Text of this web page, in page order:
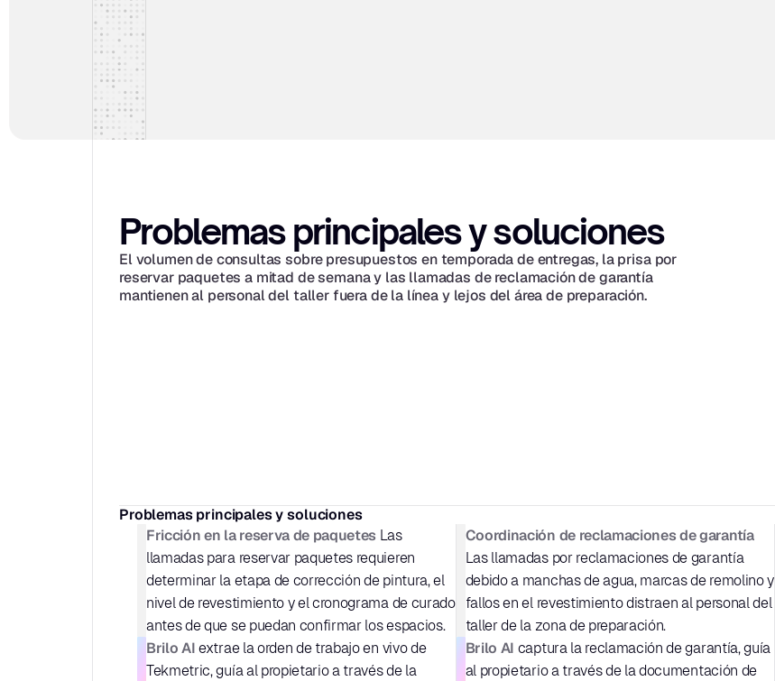
Problemas principales y soluciones
El volumen de consultas sobre presupuestos en temporada de entregas, la prisa por
reservar paquetes a mitad de semana y las llamadas de reclamación de garantía
mantienen al personal del taller fuera de la línea y lejos del área de preparación.
Problemas principales y soluciones
Fricción en la reserva de paquetes Las
llamadas para reservar paquetes requieren
determinar la etapa de corrección de pintura, el
nivel de revestimiento y el cronograma de curado
antes de que se puedan confirmar los espacios.
Brilo AI extrae la orden de trabajo en vivo de
Tekmetric, guía al propietario a través de la
Coordinación de reclamaciones de garantía
Las llamadas por reclamaciones de garantía
debido a manchas de agua, marcas de remolino y
fallos en el revestimiento distraen al personal del
taller de la zona de preparación.
Brilo AI captura la reclamación de garantía, guía
al propietario a través de la documentación de